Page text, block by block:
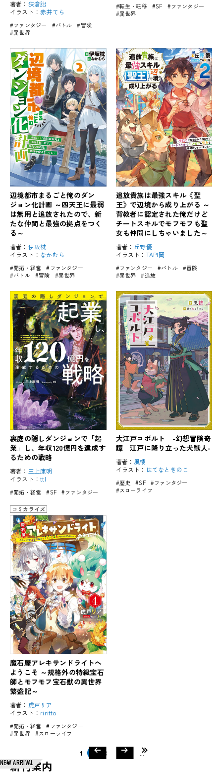
著者： 狭倉朏
イラスト：赤井てら
#ファンタジー #バトル
#冒険
#異世界
#転生・転移 #SF
#ファンタジー
#異世界
辺境都市まるごと俺のダン
ジョン化計画 ～四天王に最弱
は無用と追放されたので、新
たな仲間と最強の拠点をつく
る～
著者： 伊坂枕
イラスト： なかむら
#開拓・経営
#ファンタジー
#バトル
#冒険 #異世界
追放貴族は最強スキル《聖
王》で辺境から成り上がる ～
背教者に認定された俺だけど
チートスキルでモフモフも聖
女も仲間にしちゃいました～
著者：丘野優
イラスト： TAPI岡
#ファンタジー #バトル
#冒険
#異世界
#追放
裏庭の隠しダンジョンで「起
業」し、年収120億円を達成す
るための戦略
著者： 三上康明
イラスト：ttl
#開拓・経営 #SF #ファンタジー
大江戸コボルト -幻想冒険奇
譚 江戸に降り立った犬獣人-
著者： 風楼
イラスト： はてなときのこ
#歴史 #SF
#ファンタジー
#スローライフ
コミカライズ
魔石屋アレキサンドライトへ
ようこそ ～規格外の特級宝石
師とモフモフ宝石獣の異世界
繁盛記～
著者： 虎戸リア
イラスト： riritto
#開拓・経営
#ファンタジー
#異世界
#スローライフ
前のページ
1
2 3 ...
次のページ
NEW ARRIVAL
新刊案内